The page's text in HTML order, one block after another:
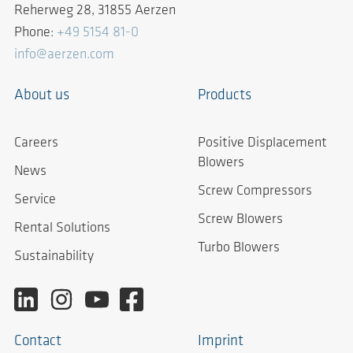
Reherweg 28, 31855 Aerzen
Phone: +49 5154 81-0
info@aerzen.com
About us
Careers
News
Service
Rental Solutions
Sustainability
Products
Positive Displacement
Blowers
Screw Compressors
Screw Blowers
Turbo Blowers
Contact Imprint